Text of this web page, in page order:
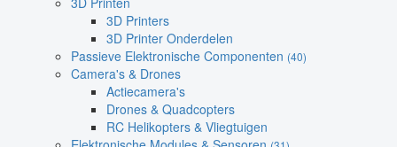
3D Printers
3D Printer Onderdelen
Passieve Elektronische Componenten (40)
Camera's & Drones
Actiecamera's
Drones & Quadcopters
RC Helikopters & Vliegtuigen